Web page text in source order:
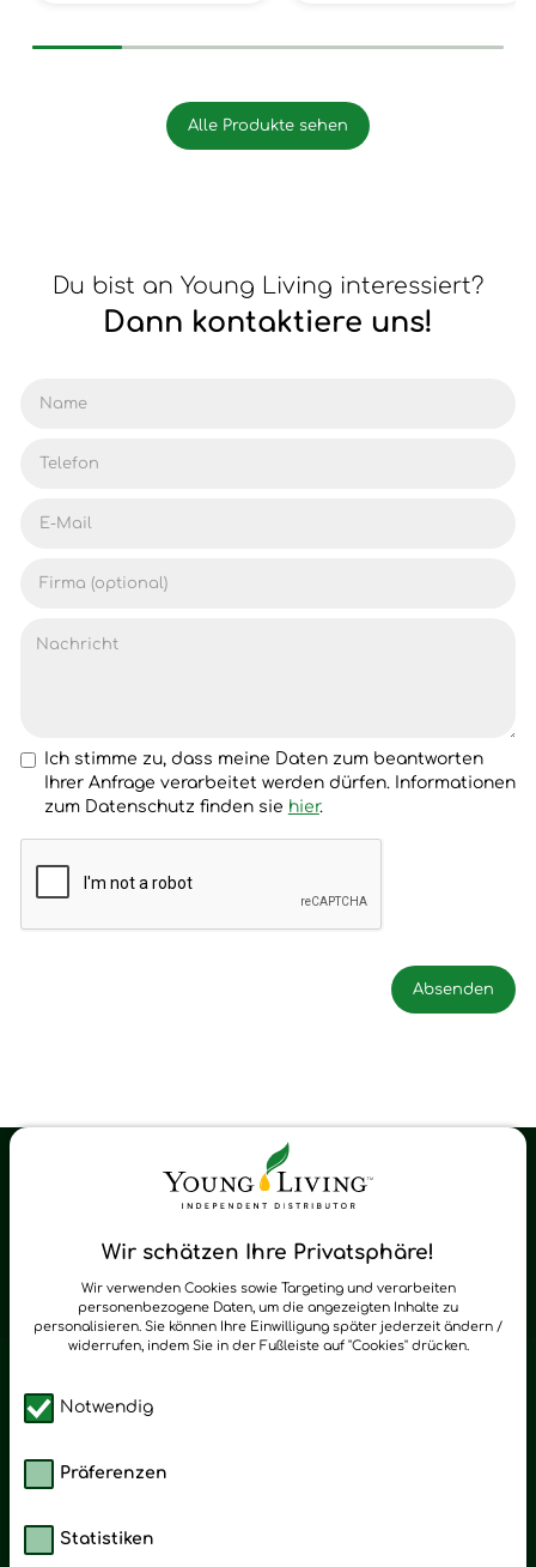
Alle Produkte sehen
Du bist an Young Living interessiert?
Dann kontaktiere uns!
Ich stimme zu, dass meine Daten zum beantworten
Ihrer Anfrage verarbeitet werden dürfen. Informationen
zum Datenschutz finden sie hier.
Wir schätzen Ihre Privatsphäre!
Wir verwenden Cookies sowie Targeting und verarbeiten
personenbezogene Daten, um die angezeigten Inhalte zu
personalisieren. Sie können Ihre Einwilligung später jederzeit ändern /
widerrufen, indem Sie in der Fußleiste auf "Cookies" drücken.
Notwendig
Präferenzen
Statistiken
Young Living Shop-Oil Newsletter
zum Newsletter anmelden